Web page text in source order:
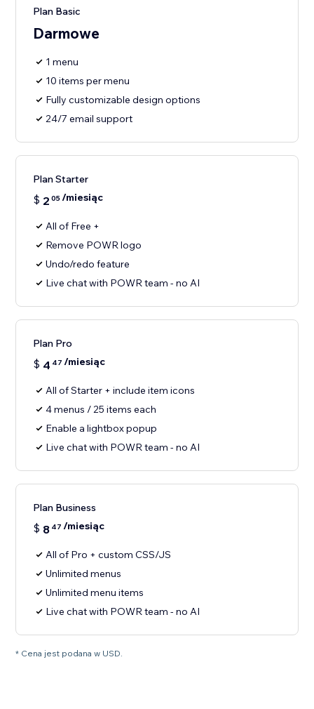
Plan Basic
Darmowe
1 menu
10 items per menu
Fully customizable design options
24/7 email support
Plan Starter
$ 2 05/miesiąc
All of Free +
Remove POWR logo
Undo/redo feature
Live chat with POWR team - no AI
Plan Pro
$ 4 47 /miesiąc
All of Starter + include item icons
4 menus / 25 items each
Enable a lightbox popup
Live chat with POWR team - no AI
Plan Business
$ 8 47 /miesiąc
All of Pro + custom CSS/JS
Unlimited menus
Unlimited menu items
Live chat with POWR team - no AI
* Cena jest podana w USD.